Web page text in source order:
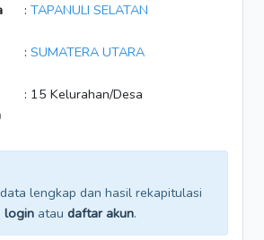
: TAPANULI SELATAN
: SUMATERA UTARA
: 15 Kelurahan/Desa
lengkap dan hasil rekapitulasi
login atau daftar akun.